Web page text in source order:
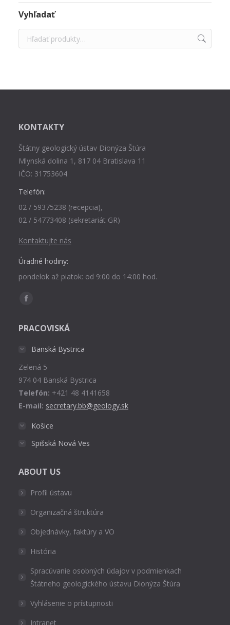
Vyhľadať
KONTAKTY
Štátny geologický ústav Dionýza Štúra
Mlynská dolina 1, 817 04 Bratislava 11
IČO: 31753604
Telefón:
02 / 59375238 (recepcia),
02 / 54773408 (sekretariát GR)
Kontaktujte nás
Úradné hodiny:
pondelok až piatok: od 9:00 do 14:00 hod.
Find us on:
Facebook
opens
window
PRACOVISKÁ
Banská Bystrica
Zelená 5
974 04 Banská Bystrica
Telefón: +421 48 4141658
E-mail: secretary.bb@geology.sk
Košice
Spišská Nová Ves
ABOUT US
Profil ústavu
Organizačná štruktúra
Objednávky, faktúry a VO
História
Spracúvanie osobných údajov v podmienkach
Štátneho geologického ústavu Dionýza Štúra
Vyhlásenie o prístupnosti
Intranet